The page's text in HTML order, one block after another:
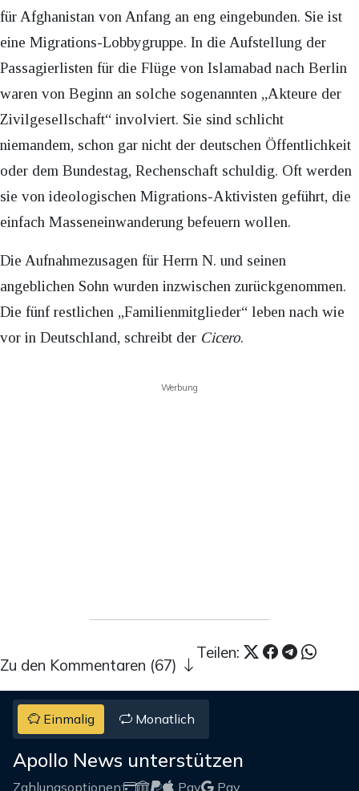
für Afghanistan von Anfang an eng eingebunden. Sie ist
eine Migrations-Lobbygruppe. In die Aufstellung der
Passagierlisten für die Flüge von Islamabad nach Berlin
waren von Beginn an solche sogenannten „Akteure der
Zivilgesellschaft“ involviert. Sie sind schlicht
niemandem, schon gar nicht der deutschen Öffentlichkeit
oder dem Bundestag, Rechenschaft schuldig. Oft werden
sie von ideologischen Migrations-Aktivisten geführt, die
einfach Masseneinwanderung befeuern wollen.
Die Aufnahmezusagen für Herrn N. und seinen
angeblichen Sohn wurden inzwischen zurückgenommen.
Die fünf restlichen „Familienmitglieder“ leben nach wie
vor in Deutschland, schreibt der Cicero.
Werbung
Teilen:
Zu den Kommentaren (67)
Einmalig Monatlich
Apollo News unterstützen
Zahlungsoptionen: Pay
Pay